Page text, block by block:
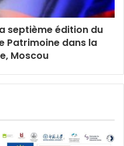
septième édition du
Patrimoine dans la
Moscou